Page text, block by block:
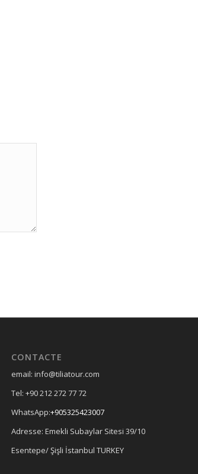
CONTACTE
email: info@tiliatour.com
Tel: +90 212 272 77 72
WhatsApp:+905325423007
Adresse: Emekli Subaylar Sitesi 39/10
Esentepe/ Şişli İstanbul TURKEY